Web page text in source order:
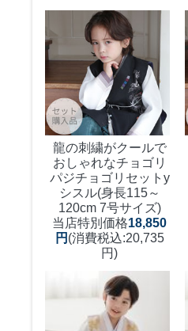
龍の刺繍がクールで
おしゃれなチョゴリ
パジチョゴリセットy
シスル(身長115～
120cm 7号サイズ)
当店特別価格18,850
円 (消費税込:20,735
円)